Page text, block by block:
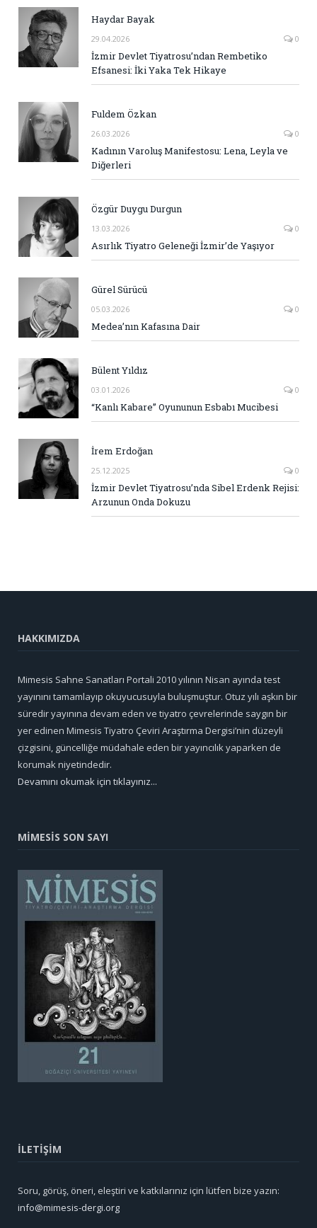
Haydar Bayak
29.04.2026 0
İzmir Devlet Tiyatrosu’ndan Rembetiko
Efsanesi: İki Yaka Tek Hikaye
Fuldem Özkan
26.03.2026 0
Kadının Varoluş Manifestosu: Lena, Leyla ve
Diğerleri
Özgür Duygu Durgun
13.03.2026 0
Asırlık Tiyatro Geleneği İzmir’de Yaşıyor
Gürel Sürücü
05.03.2026 0
Medea’nın Kafasına Dair
Bülent Yıldız
03.01.2026 0
“Kanlı Kabare” Oyununun Esbabı Mucibesi
İrem Erdoğan
25.12.2025 0
İzmir Devlet Tiyatrosu’nda Sibel Erdenk Rejisi:
Arzunun Onda Dokuzu
HAKKIMIZDA
Mimesis Sahne Sanatları Portali 2010 yılının Nisan ayında test
yayınını tamamlayıp okuyucusuyla buluşmuştur. Otuz yılı aşkın bir
süredir yayınına devam eden ve tiyatro çevrelerinde saygın bir
yer edinen Mimesis Tiyatro Çeviri Araştırma Dergisi’nin düzeyli
çizgisini, güncelliğe müdahale eden bir yayıncılık yaparken de
korumak niyetindedir.
Devamını okumak için tıklayınız...
MİMESİS SON SAYI
İLETİŞİM
Soru, görüş, öneri, eleştiri ve katkılarınız için lütfen bize yazın:
info@mimesis-dergi.org